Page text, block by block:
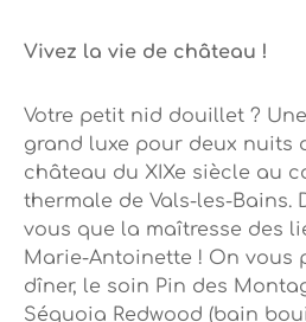
Vivez la vie de château !
Votre petit nid douillet ?
grand luxe pour deux nuits
château du XIXe siècle au
thermale de Vals-les-Bains.
vous que la maîtresse des
Marie-Antoinette ! On vous
dîner, le soin Pin des
Séquoia Redwood (bain